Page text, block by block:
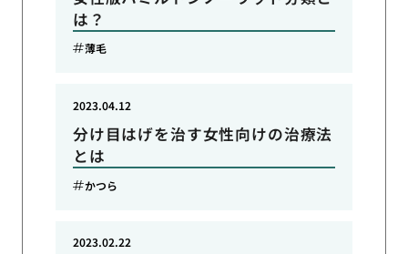
は？
薄毛
分け目はげを治す女性向けの治療法
とは
2023.04.12
かつら
2023.02.22